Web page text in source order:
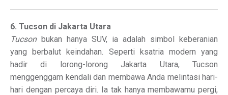
6. Tucson di Jakarta Utara
Tucsonbukan hanya SUV, ia adalah simbol keberanian
yang berbalut keindahan. Seperti ksatria modern yang
hadir di lorong-lorong Jakarta Utara, Tucson
menggenggam kendali dan membawa Anda melintasi hari-
hari dengan percaya diri. Ia tak hanya membawamu pergi,